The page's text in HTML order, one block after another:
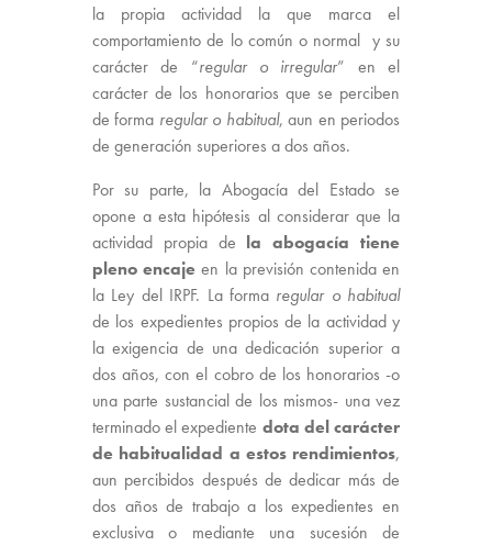
la propia actividad la que marca el
comportamiento de lo común o normal y su
carácter de “regular o irregular” en el
carácter de los honorarios que se perciben
de forma regular o habitual, aun en periodos
de generación superiores a dos años.
Por su parte, la Abogacía del Estado se
opone a esta hipótesis al considerar que la
actividad propia de la abogacía tiene
pleno encaje en la previsión contenida en
la Ley del IRPF. La forma regular o habitual
de los expedientes propios de la actividad y
la exigencia de una dedicación superior a
dos años, con el cobro de los honorarios -o
una parte sustancial de los mismos- una vez
terminado el expediente dota del carácter
de habitualidad a estos rendimientos,
aun percibidos después de dedicar más de
dos años de trabajo a los expedientes en
exclusiva o mediante una sucesión de